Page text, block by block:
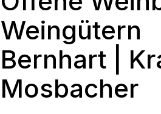
Weingütern
Bernhart |
Mosbacher